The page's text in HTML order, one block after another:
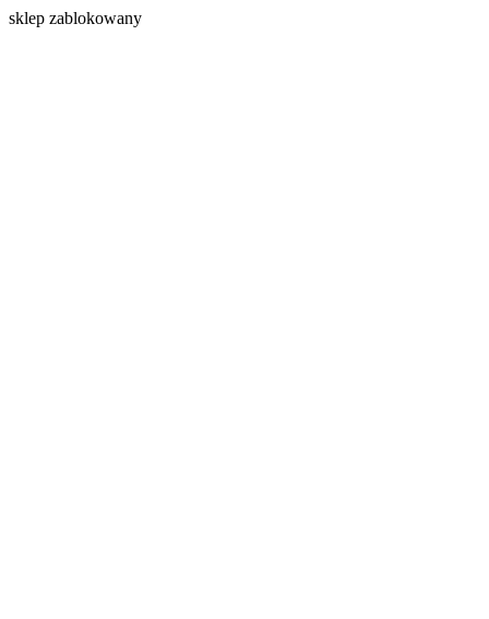
sklep zablokowany